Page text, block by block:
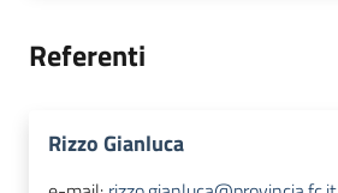
Referenti
Rizzo Gianluca